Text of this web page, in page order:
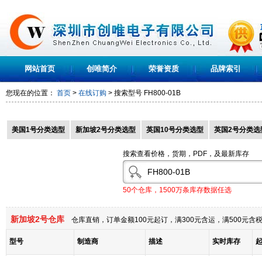
网站首页 创唯简介 荣誉资质 品牌索引
您现在的位置： 首页 > 在线订购 > 搜索型号 FH800-01B
美国1号分类选型 新加坡2号分类选型 英国10号分类选型 英国2号分类选
搜索查看价格，货期，PDF，及最新库存
50个仓库，1500万条库存数据任选
新加坡2号仓库 仓库直销，订单金额100元起订，满300元含运，满500元含
型号 制造商 描述 实时库存